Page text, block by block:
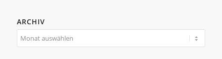
ARCHIV